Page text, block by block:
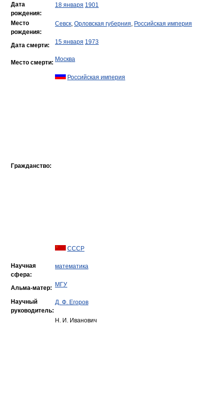
Дата
рождения:
18 января 1901
Место
рождения:
Севск, Орловская губерния, Российская империя
Дата смерти: 15 января 1973
Место смерти: Москва
Гражданство:
Российская империя
СССР
Научная
сфера:
математика
Альма-матер: МГУ
Научный
руководитель:
Д. Ф. Егоров
Н. И. Иванович